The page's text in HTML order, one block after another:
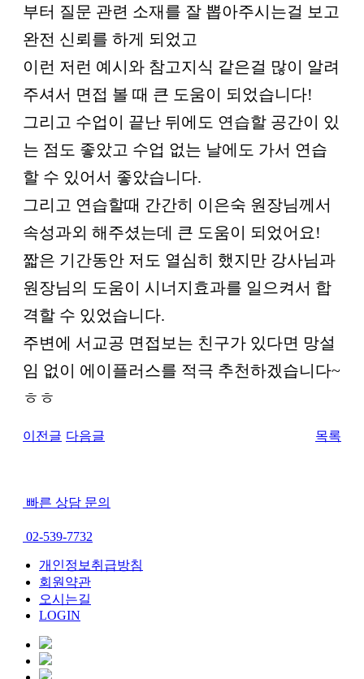
부터 질문 관련 소재를 잘 뽑아주시는걸 보고
완전 신뢰를 하게 되었고
이런 저런 예시와 참고지식 같은걸 많이 알려
주셔서 면접 볼 때 큰 도움이 되었습니다!
그리고 수업이 끝난 뒤에도 연습할 공간이 있
는 점도 좋았고 수업 없는 날에도 가서 연습
할 수 있어서 좋았습니다.
그리고 연습할때 간간히 이은숙 원장님께서
속성과외 해주셨는데 큰 도움이 되었어요!
짧은 기간동안 저도 열심히 했지만 강사님과
원장님의 도움이 시너지효과를 일으켜서 합
격할 수 있었습니다.
주변에 서교공 면접보는 친구가 있다면 망설
임 없이 에이플러스를 적극 추천하겠습니다~
ㅎㅎ
이전글 다음글 목록
빠른 상담 문의
02-539-7732
개인정보취급방침
회원약관
오시는길
LOGIN